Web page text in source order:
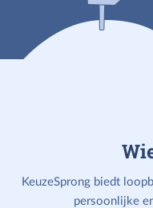
KeuzeSprong biedt
persoonlijke